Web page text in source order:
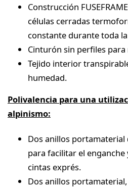
Construcción
células cerradas
constante durante toda
Cinturón sin perfiles
Tejido interior
humedad.
Polivalencia para una
alpinismo:
Dos anillos
para facilitar el enganche
cintas exprés.
Dos anillos